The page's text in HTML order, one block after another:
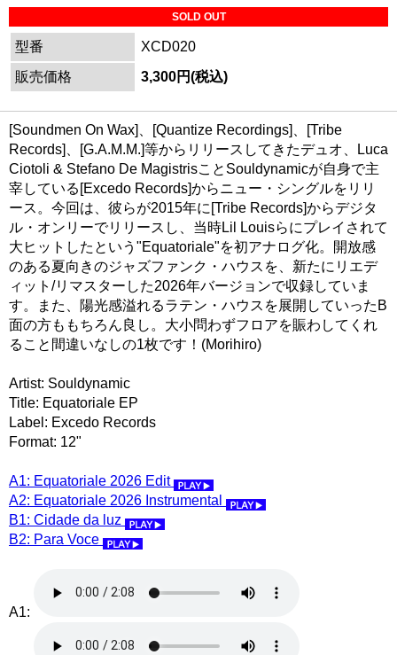
SOLD OUT
型番
XCD020
販売価格
3,300円(税込)
[Soundmen On Wax]、[Quantize Recordings]、[Tribe
Records]、[G.A.M.M.]等からリリースしてきたデュオ、Luca
Ciotoli & Stefano De MagistrisことSouldynamicが自身で主
宰している[Excedo Records]からニュー・シングルをリリ
ース。今回は、彼らが2015年に[Tribe Records]からデジタ
ル・オンリーでリリースし、当時Lil Louisらにプレイされて
大ヒットしたという"Equatoriale"を初アナログ化。開放感
のある夏向きのジャズファンク・ハウスを、新たにリエデ
ィット/リマスターした2026年バージョンで収録していま
す。また、陽光感溢れるラテン・ハウスを展開していったB
面の方ももちろん良し。大小問わずフロアを賑わしてくれ
ること間違いなしの1枚です！(Morihiro)
Artist: Souldynamic
Title: Equatoriale EP
Label: Excedo Records
Format: 12"
A1: Equatoriale 2026 Edit
A2: Equatoriale 2026 Instrumental
B1: Cidade da luz
B2: Para Voce
A1: